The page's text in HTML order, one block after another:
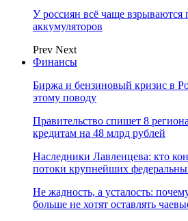
У россиян всё чаще взрываются
аккумуляторов
Prev Next
Финансы
Биржа и бензиновый кризис в
этому поводу
Правительство спишет 8
кредитам на 48 млрд рублей
Наследники Лавленцева: кто
потоки крупнейших
Не жадность, а усталость:
больше не хотят оставлять